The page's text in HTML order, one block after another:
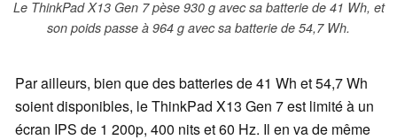
Le ThinkPad X13 Gen 7 pèse 930 g avec sa batterie de 41 Wh, et
son poids passe à 964 g avec sa batterie de 54,7 Wh.
Par ailleurs, bien que des batteries de 41 Wh et 54,7 Wh
soient disponibles, le ThinkPad X13 Gen 7 est limité à un
écran IPS de 1 200p, 400 nits et 60 Hz. Il en va de même